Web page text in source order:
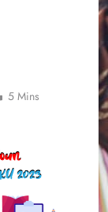
5 Mins